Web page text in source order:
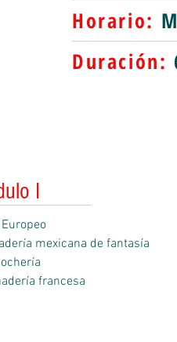
Horario:
Duración:
I
mexicana de fantasía
francesa